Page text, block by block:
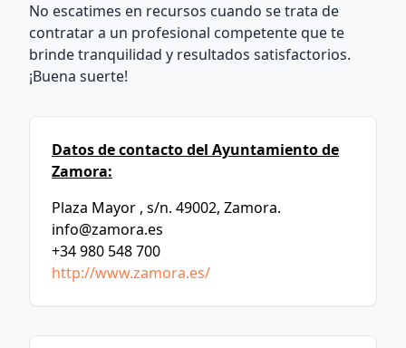
No escatimes en recursos cuando se trata de
contratar a un profesional competente que te
brinde tranquilidad y resultados satisfactorios.
¡Buena suerte!
Datos de contacto del Ayuntamiento de
Zamora:
Plaza Mayor , s/n. 49002, Zamora.
info@zamora.es
+34 980 548 700
http://www.zamora.es/